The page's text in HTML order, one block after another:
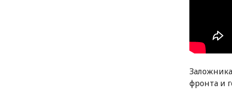
фронта и